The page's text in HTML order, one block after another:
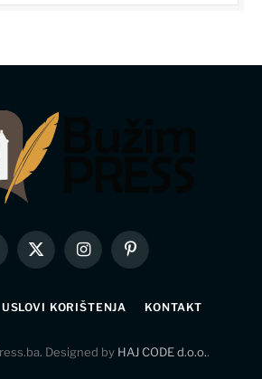
X
(Twitter)
InstagramPinterest
USLOVI KORIŠTENJA KONTAKT
Designed by HAJ CODE d.o.o..